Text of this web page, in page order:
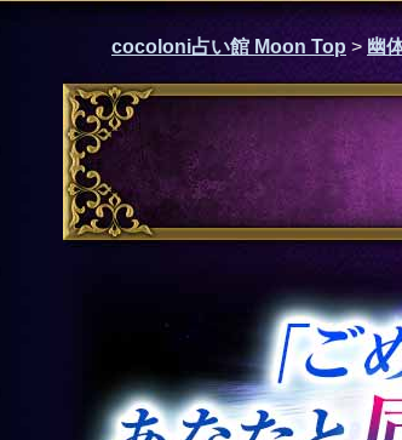
cocoloni占い館 Moon Top > 幽